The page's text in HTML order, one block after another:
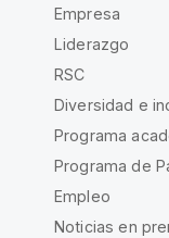
Empresa
Liderazgo
RSC
Diversidad e
Programa
Programa de
Empleo
Noticias en